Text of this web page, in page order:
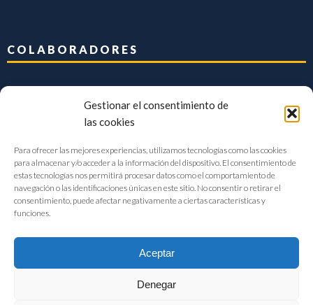
Gestionar el consentimiento de
las cookies
Para ofrecer las mejores experiencias, utilizamos tecnologías como las cookies
para almacenar y/o acceder a la información del dispositivo. El consentimiento de
estas tecnologías nos permitirá procesar datos como el comportamiento de
navegación o las identificaciones únicas en este sitio. No consentir o retirar el
consentimiento, puede afectar negativamente a ciertas características y
funciones.
Aceptar
Denegar
COLABORADORES